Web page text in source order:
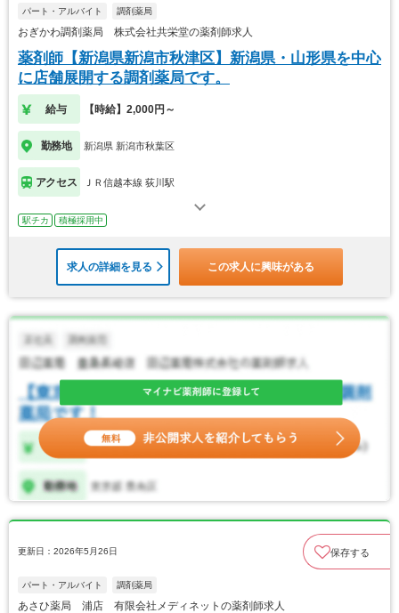
パート・アルバイト 調剤薬局
おぎかわ調剤薬局 株式会社共栄堂の薬剤師求人
薬剤師【新潟県新潟市秋津区】新潟県・山形県を中心
に店舗展開する調剤薬局です。
給与 【時給】2,000円～
勤務地 新潟県 新潟市秋葉区
アクセス ＪＲ信越本線 荻川駅
駅チカ 積極採用中
求人の詳細を見る この求人に興味がある
更新日：2026年5月26日 保存する
パート・アルバイト 調剤薬局
あさひ薬局 浦店 有限会社メディネットの薬剤師求人